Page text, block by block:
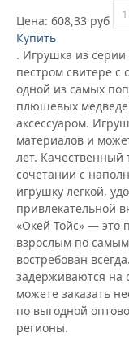
Цена: 608,33 руб
Купить
. Игрушка из
пестром свитере с
одной из самых
плюшевых
аксессуаром.
материалов и
лет. Качественный
сочетании с
игрушку легкой,
привлекательной
«Окей Тойс» — это
взрослым по
востребован
задерживаются на
можете заказать
по выгодной
регионы.